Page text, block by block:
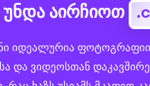
აირჩიოთ
იდეალურია
და ვიდეოსთან